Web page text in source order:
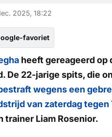
2025, 18:22
favoriet
heeft gereageerd op
De 22-jarige spits, die
wegens een
van zaterdag tegen
trainer Liam Rosenior.